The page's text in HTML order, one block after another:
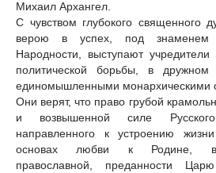
Михаил Архангел.
С чувством глубокого священного
верою в успех, под знаменем
Народности, выступают
политической борьбы, в
единомышленными монархическими
Они верят, что право грубой
и возвышенной силе
направленного к устроению
основах любви к Родине,
православной, преданности